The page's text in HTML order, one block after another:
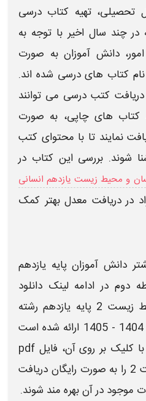
تهیه کتاب درسی
چند سال اخیر با توجه به
دانش آموزان به صورت
کتاب هایدرسی شده اند.
کتب درسی می توانند
کتاب های چاپی، به صورت
نمایند تا با محتوای کتب
شوند. بررسی این کتاب در
و محیط زیست یازدهم انسانی
در دریافت معدل بهتر کمک
دانش آموزانپایه یازدهم
دوم در ادامه لینک دانلود
زیست
2 پایه یازدهم رشته
1404 - 1405
ارائه شده است
کلیک بر روی آن،
فایل pdf
را به صورت رایگان دریافت
موجود در آن بهره مند شوند.